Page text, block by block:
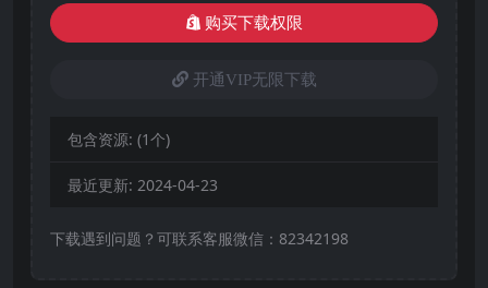
购买下载权限
开通VIP无限下载
包含资源: (1个)
最近更新: 2024-04-23
下载遇到问题？可联系客服微信：82342198